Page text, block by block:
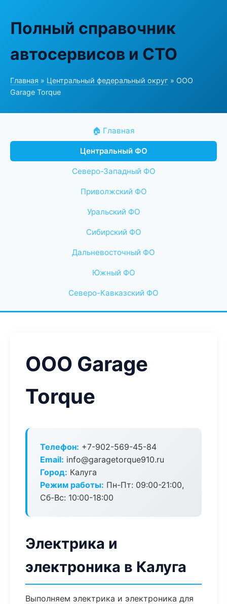
Полный справочник
автосервисов и СТО
Главная » Центральный федеральный округ » ООО
Garage Torque
🏠 Главная
Центральный ФО
Северо-Западный ФО
Приволжский ФО
Уральский ФО
Сибирский ФО
Дальневосточный ФО
Южный ФО
Северо-Кавказский ФО
ООО Garage
Torque
Телефон: +7-902-569-45-84
Email: info@garagetorque910.ru
Город: Калуга
Режим работы: Пн-Пт: 09:00-21:00,
Сб-Вс: 10:00-18:00
Электрика и
электроника в Калуга
Выполняем электрика и электроника для